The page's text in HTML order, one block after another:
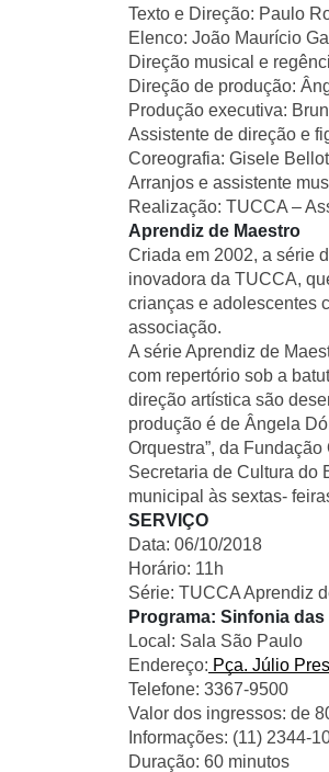
Texto e Direção: Paulo
Elenco: João Maurício
Direção musical e
Direção de produção:
Produção executiva:
Assistente de direção e
Coreografia: Gisele Bellot
Arranjos e assistente
Realização: TUCCA –
Aprendiz de Maestro
Criada em 2002, a série
inovadora da TUCCA,
crianças e adolescentes
associação.
A série Aprendiz de
com repertório sob a
direção artística são
produção é de Ângela
Orquestra”, da
Secretaria de Cultura do
municipal às sextas-
SERVIÇO
Data: 06/10/2018
Horário: 11h
Série: TUCCA Aprendiz
Programa: Sinfonia
Local: Sala São Paulo
Endereço: Pça. Júlio
Telefone: 3367-9500
Valor dos ingressos: de
Informações: (11) 2344-
Duração: 60 minutos